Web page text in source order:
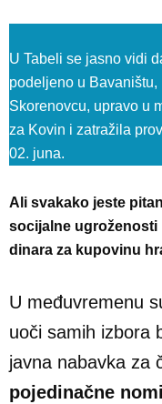
U Tabeli se jasno vidi
podeljeno u
Skorenovcu, upravo u
za Kovin i zatražila
02. juna.
Ali svakako jeste
socijalne ugroženosti
dinara za kupovinu
U međuvremenu
uoči samih izbora
javna nabavka za
pojedinačne